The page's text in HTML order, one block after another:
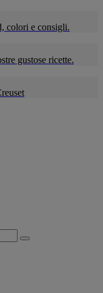
colori e consigli.
gustose ricette.